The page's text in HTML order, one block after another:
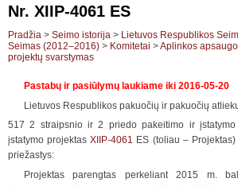
Nr. XIIP-4061 ES
Pradžia > Seimo istorija > Lietuvos Respublikos
Seimas (2012–2016) > Komitetai >Aplinkos
projektų svarstymas
Pastabų ir pasiūlymų laukiame iki 2016-05-20
Lietuvos Respublikos pakuočių ir pakuočių
517 2 straipsnio ir 2 priedo pakeitimo ir
įstatymo projektasXIIP-4061 ES (toliau –
priežastys:
Projektas parengtas perkeliant 2015 m.